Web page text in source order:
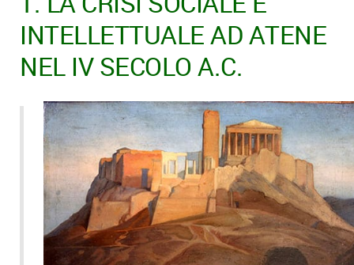
INTELLETTUALE AD ATENE
NEL IV SECOLO A.C.